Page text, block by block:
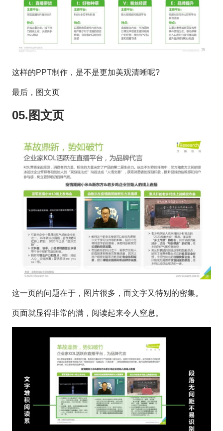
这样的PPT制作，是不是更加美观清晰呢?
最后，图文页
05.图文页
这一页的问题在于，图片很多，而文字又特别的密集。
页面就显得非常的满，阅读起来令人窒息。